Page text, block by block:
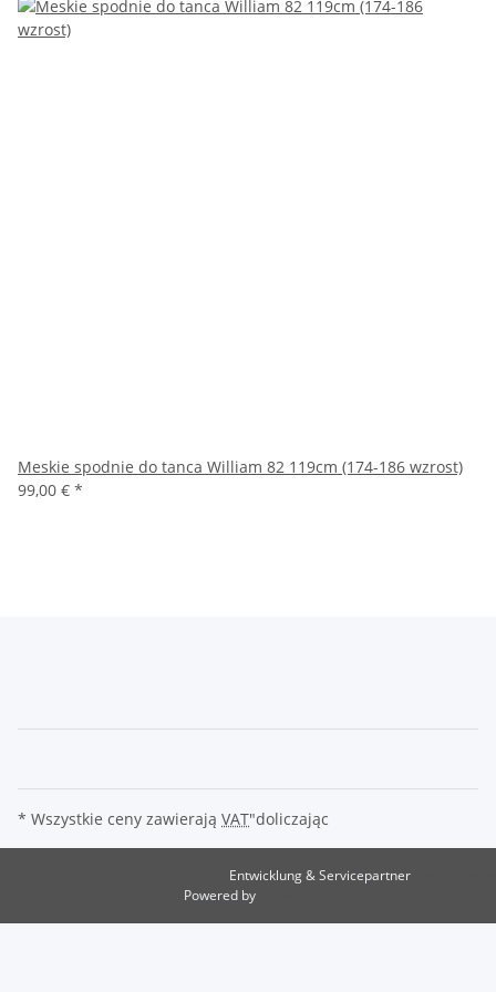
Meskie spodnie do tanca William 82 119cm (174-186 wzrost)
99,00 € *
* Wszystkie ceny zawierają VAT"doliczając
Entwicklung & Servicepartner
Powered by